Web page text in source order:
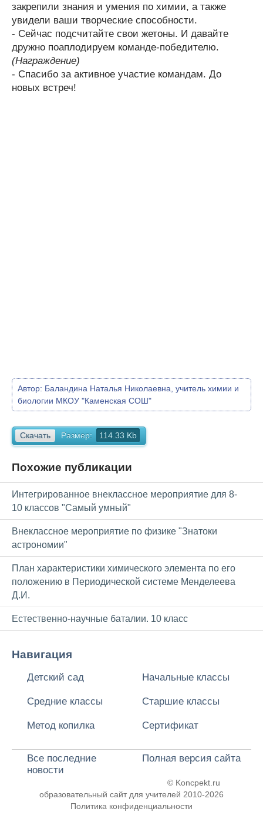
закрепили знания и умения по химии, а также
увидели ваши творческие способности.
- Сейчас подсчитайте свои жетоны. И давайте
дружно поаплодируем команде-победителю.
(Награждение)
- Спасибо за активное участие командам. До
новых встреч!
Автор: Баландина Наталья Николаевна, учитель химии и
биологии МКОУ "Каменская СОШ"
Скачать Размер: 114.33 Kb
Похожие публикации
Интегрированное внеклассное мероприятие для 8-
10 классов "Самый умный"
Внеклассное мероприятие по физике "Знатоки
астрономии"
План характеристики химического элемента по его
положению в Периодической системе Менделеева
Д.И.
Естественно-научные баталии. 10 класс
Навигация
Детский сад Начальные классы
Средние классы Старшие классы
Метод копилка Сертификат
Все последние
новости
Полная версия сайта
© Koncpekt.ru
образовательный сайт для учителей 2010-2026
Политика конфиденциальности